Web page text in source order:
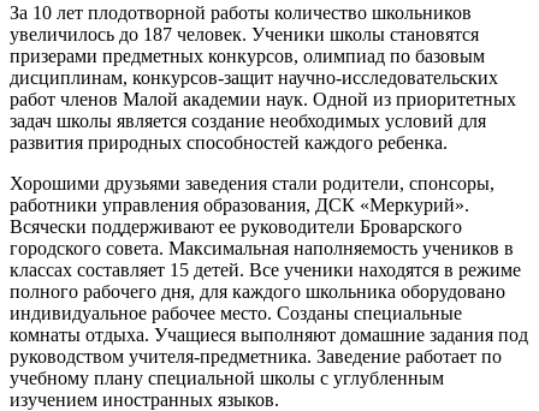
За 10 лет плодотворной работы количество школьников
увеличилось до 187 человек. Ученики школы становятся
призерами предметных конкурсов, олимпиад по базовым
дисциплинам, конкурсов-защит научно-исследовательских
работ членов Малой академии наук. Одной из приоритетных
задач школы является создание необходимых условий для
развития природных способностей каждого ребенка.
Хорошими друзьями заведения стали родители, спонсоры,
работники управления образования, ДСК «Меркурий».
Всячески поддерживают ее руководители Броварского
городского совета. Максимальная наполняемость учеников в
классах составляет 15 детей. Все ученики находятся в режиме
полного рабочего дня, для каждого школьника оборудовано
индивидуальное рабочее место. Созданы специальные
комнаты отдыха. Учащиеся выполняют домашние задания под
руководством учителя-предметника. Заведение работает по
учебному плану специальной школы с углубленным
изучением иностранных языков.